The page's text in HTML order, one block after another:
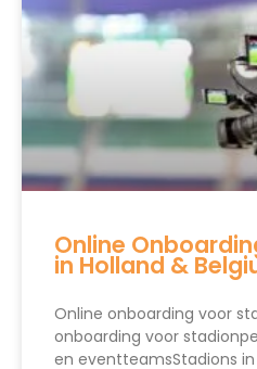
Online
in Holland &
Online onboarding voor
onboarding voor
en eventteamsStadions in